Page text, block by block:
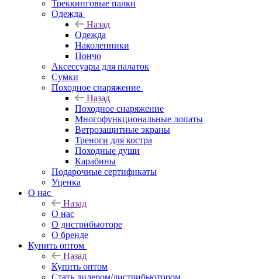
Треккинговые палки
Одежда
Назад
Одежда
Наколенники
Пончо
Аксессуары для палаток
Сумки
Походное снаряжение
Назад
Походное снаряжение
Многофункциональные лопаты
Ветрозащитные экраны
Треноги для костра
Походные души
Карабины
Подарочные сертификаты
Уценка
О нас
Назад
О нас
О дистрибьюторе
О бренде
Купить оптом
Назад
Купить оптом
Стать дилером/дистрибьютором